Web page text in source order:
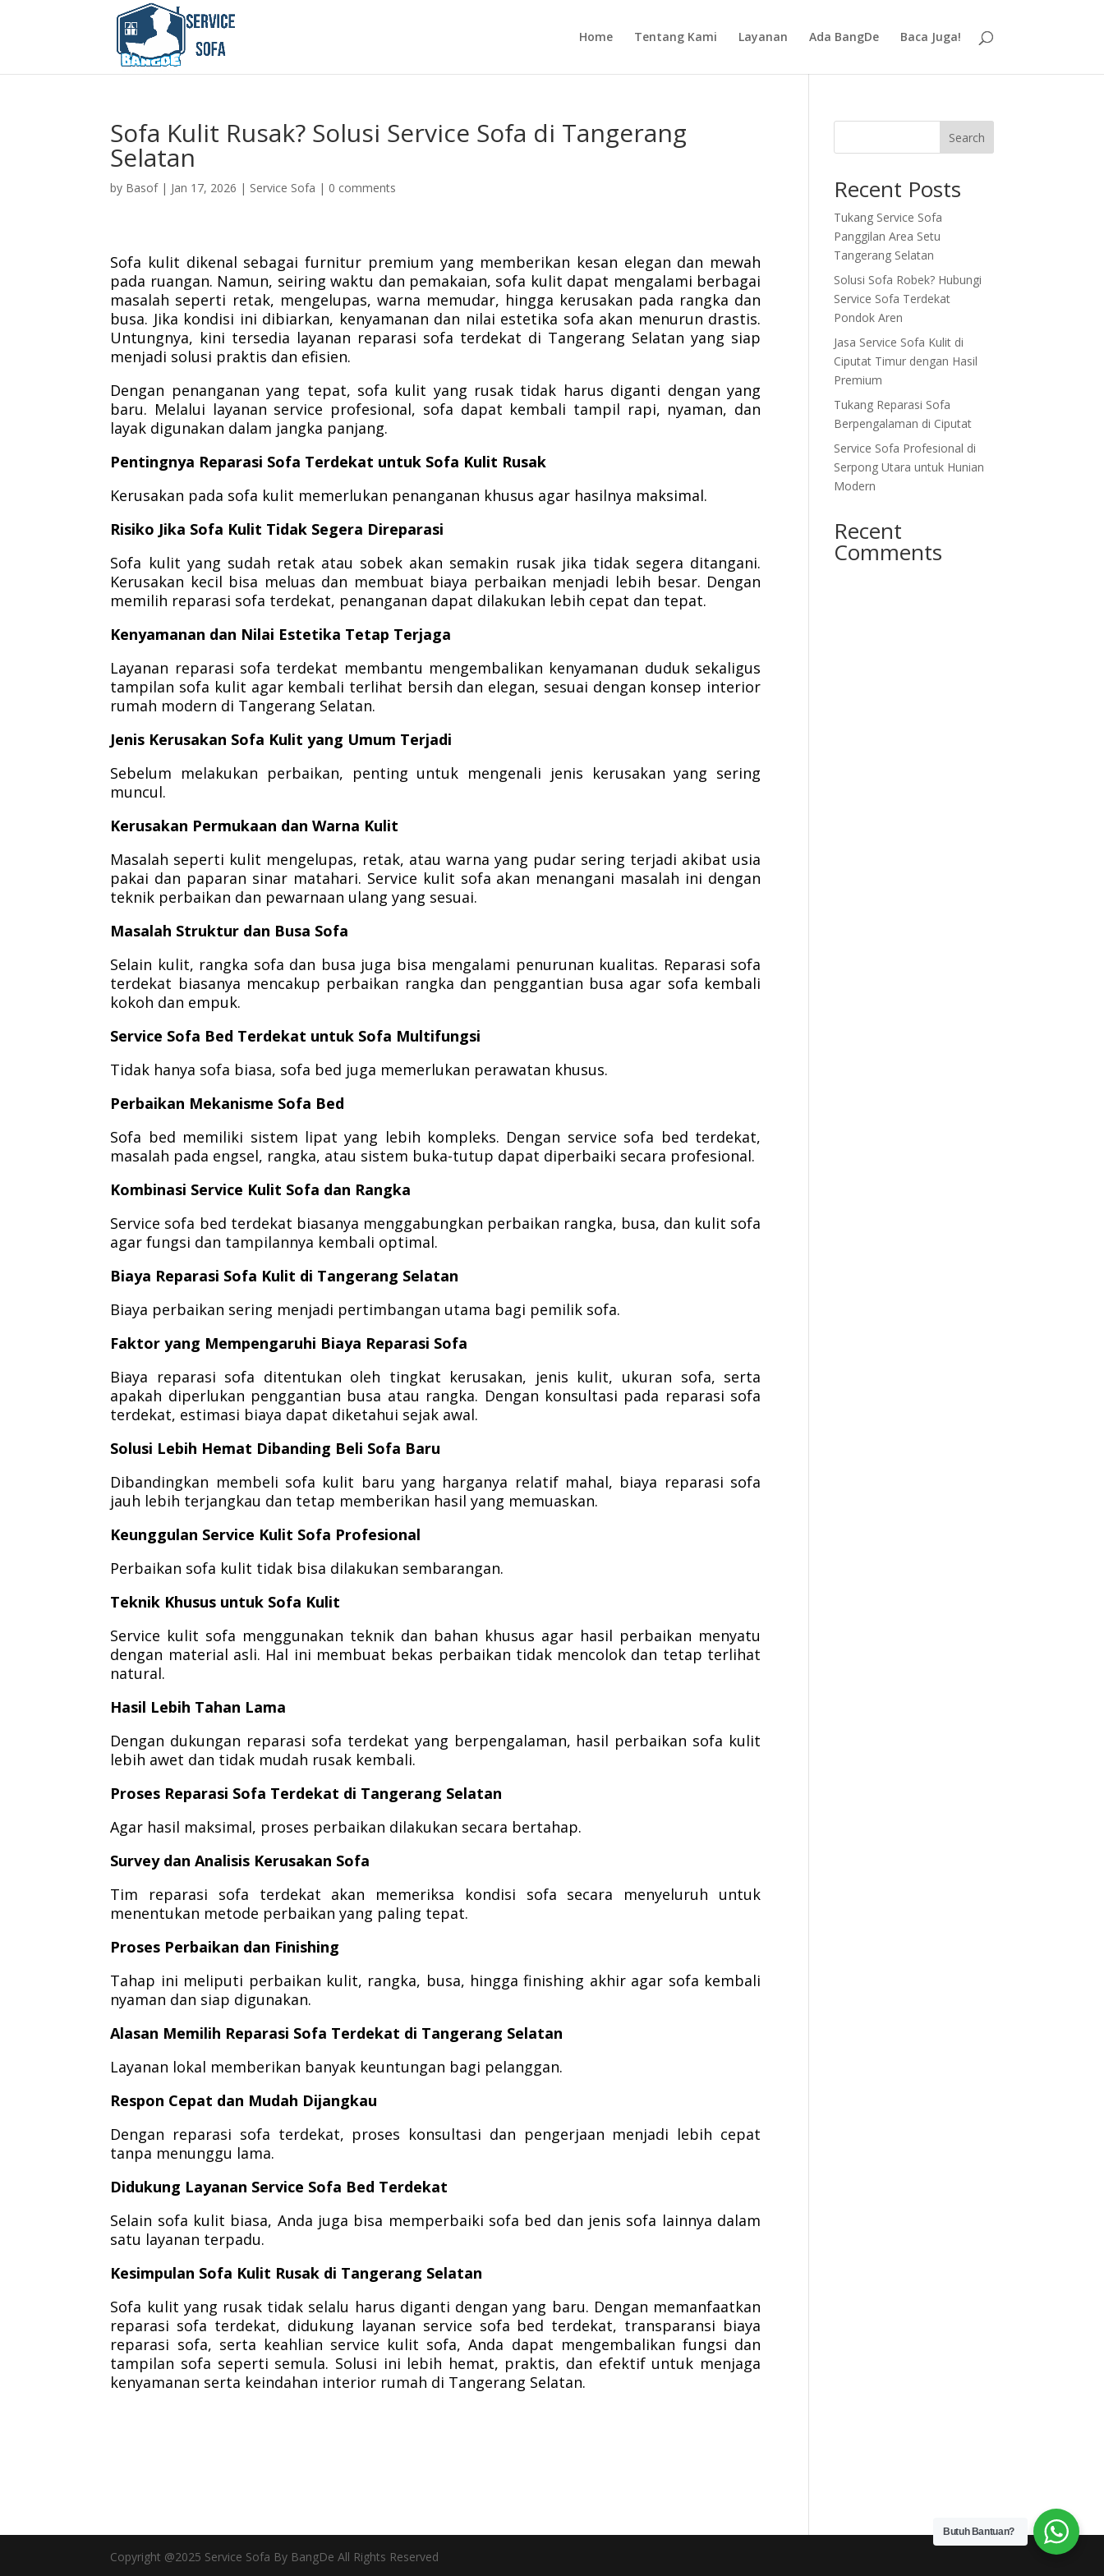
Home Tentang Kami Layanan Ada BangDe Baca Juga!
Sofa Kulit Rusak? Solusi Service Sofa di Tangerang
Selatan
by Basof| Jan 17, 2026 | Service Sofa | 0 comments
Sofa kulit dikenal sebagai furnitur premium yang memberikan kesan elegan dan mewah
pada ruangan. Namun, seiring waktu dan pemakaian, sofa kulit dapat mengalami berbagai
masalah seperti retak, mengelupas, warna memudar, hingga kerusakan pada rangka dan
busa. Jika kondisi ini dibiarkan, kenyamanan dan nilai estetika sofa akan menurun drastis.
Untungnya, kini tersedia layanan reparasi sofa terdekat di Tangerang Selatan yang siap
menjadi solusi praktis dan efisien.
Dengan penanganan yang tepat, sofa kulit yang rusak tidak harus diganti dengan yang
baru. Melalui layanan service profesional, sofa dapat kembali tampil rapi, nyaman, dan
layak digunakan dalam jangka panjang.
Pentingnya Reparasi Sofa Terdekat untuk Sofa Kulit Rusak
Kerusakan pada sofa kulit memerlukan penanganan khusus agar hasilnya maksimal.
Risiko Jika Sofa Kulit Tidak Segera Direparasi
Sofa kulit yang sudah retak atau sobek akan semakin rusak jika tidak segera ditangani.
Kerusakan kecil bisa meluas dan membuat biaya perbaikan menjadi lebih besar. Dengan
memilih reparasi sofa terdekat, penanganan dapat dilakukan lebih cepat dan tepat.
Kenyamanan dan Nilai Estetika Tetap Terjaga
Layanan reparasi sofa terdekat membantu mengembalikan kenyamanan duduk sekaligus
tampilan sofa kulit agar kembali terlihat bersih dan elegan, sesuai dengan konsep interior
rumah modern di Tangerang Selatan.
Jenis Kerusakan Sofa Kulit yang Umum Terjadi
Sebelum melakukan perbaikan, penting untuk mengenali jenis kerusakan yang sering
muncul.
Kerusakan Permukaan dan Warna Kulit
Masalah seperti kulit mengelupas, retak, atau warna yang pudar sering terjadi akibat usia
pakai dan paparan sinar matahari. Service kulit sofa akan menangani masalah ini dengan
teknik perbaikan dan pewarnaan ulang yang sesuai.
Masalah Struktur dan Busa Sofa
Selain kulit, rangka sofa dan busa juga bisa mengalami penurunan kualitas. Reparasi sofa
terdekat biasanya mencakup perbaikan rangka dan penggantian busa agar sofa kembali
kokoh dan empuk.
Service Sofa Bed Terdekat untuk Sofa Multifungsi
Tidak hanya sofa biasa, sofa bed juga memerlukan perawatan khusus.
Perbaikan Mekanisme Sofa Bed
Sofa bed memiliki sistem lipat yang lebih kompleks. Dengan service sofa bed terdekat,
masalah pada engsel, rangka, atau sistem buka-tutup dapat diperbaiki secara profesional.
Kombinasi Service Kulit Sofa dan Rangka
Service sofa bed terdekat biasanya menggabungkan perbaikan rangka, busa, dan kulit sofa
agar fungsi dan tampilannya kembali optimal.
Biaya Reparasi Sofa Kulit di Tangerang Selatan
Biaya perbaikan sering menjadi pertimbangan utama bagi pemilik sofa.
Faktor yang Mempengaruhi Biaya Reparasi Sofa
Biaya reparasi sofa ditentukan oleh tingkat kerusakan, jenis kulit, ukuran sofa, serta
apakah diperlukan penggantian busa atau rangka. Dengan konsultasi pada reparasi sofa
terdekat, estimasi biaya dapat diketahui sejak awal.
Solusi Lebih Hemat Dibanding Beli Sofa Baru
Dibandingkan membeli sofa kulit baru yang harganya relatif mahal, biaya reparasi sofa
jauh lebih terjangkau dan tetap memberikan hasil yang memuaskan.
Keunggulan Service Kulit Sofa Profesional
Perbaikan sofa kulit tidak bisa dilakukan sembarangan.
Teknik Khusus untuk Sofa Kulit
Service kulit sofa menggunakan teknik dan bahan khusus agar hasil perbaikan menyatu
dengan material asli. Hal ini membuat bekas perbaikan tidak mencolok dan tetap terlihat
natural.
Hasil Lebih Tahan Lama
Dengan dukungan reparasi sofa terdekat yang berpengalaman, hasil perbaikan sofa kulit
lebih awet dan tidak mudah rusak kembali.
Proses Reparasi Sofa Terdekat di Tangerang Selatan
Agar hasil maksimal, proses perbaikan dilakukan secara bertahap.
Survey dan Analisis Kerusakan Sofa
Tim reparasi sofa terdekat akan memeriksa kondisi sofa secara menyeluruh untuk
menentukan metode perbaikan yang paling tepat.
Proses Perbaikan dan Finishing
Tahap ini meliputi perbaikan kulit, rangka, busa, hingga finishing akhir agar sofa kembali
nyaman dan siap digunakan.
Alasan Memilih Reparasi Sofa Terdekat di Tangerang Selatan
Layanan lokal memberikan banyak keuntungan bagi pelanggan.
Respon Cepat dan Mudah Dijangkau
Dengan reparasi sofa terdekat, proses konsultasi dan pengerjaan menjadi lebih cepat
tanpa menunggu lama.
Didukung Layanan Service Sofa Bed Terdekat
Selain sofa kulit biasa, Anda juga bisa memperbaiki sofa bed dan jenis sofa lainnya dalam
satu layanan terpadu.
Kesimpulan Sofa Kulit Rusak di Tangerang Selatan
Sofa kulit yang rusak tidak selalu harus diganti dengan yang baru. Dengan memanfaatkan
reparasi sofa terdekat, didukung layanan service sofa bed terdekat, transparansi biaya
reparasi sofa, serta keahlian service kulit sofa, Anda dapat mengembalikan fungsi dan
tampilan sofa seperti semula. Solusi ini lebih hemat, praktis, dan efektif untuk menjaga
kenyamanan serta keindahan interior rumah di Tangerang Selatan.
Search
Recent Posts
Tukang Service Sofa
Panggilan Area Setu
Tangerang Selatan
Solusi Sofa Robek? Hubungi
Service Sofa Terdekat
Pondok Aren
Jasa Service Sofa Kulit di
Ciputat Timur dengan Hasil
Premium
Tukang Reparasi Sofa
Berpengalaman di Ciputat
Service Sofa Profesional di
Serpong Utara untuk Hunian
Modern
Recent
Comments
Copyright @2025 Service Sofa By BangDe All Rights Reserved
Butuh Bantuan?